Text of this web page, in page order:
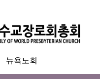
뉴욕노회